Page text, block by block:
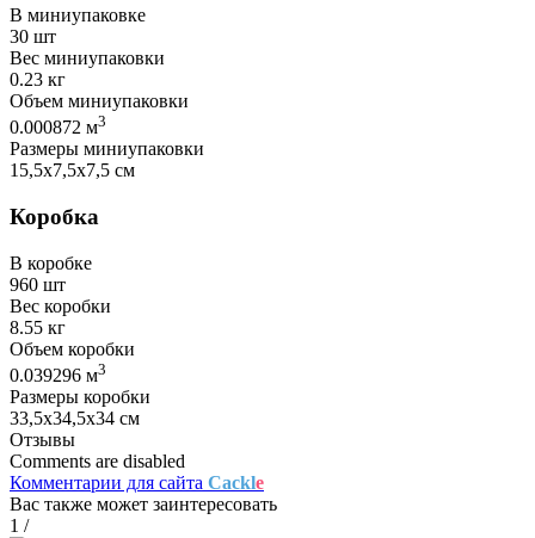
В миниупаковке
30 шт
Вес миниупаковки
0.23 кг
Объем миниупаковки
0.000872 м3
Размеры миниупаковки
15,5х7,5х7,5 см
Коробка
В коробке
960 шт
Вес коробки
8.55 кг
Объем коробки
0.039296 м3
Размеры коробки
33,5х34,5х34 см
Отзывы
Comments are disabled
Комментарии для сайта Cackle
Вас также может заинтересовать
1 /